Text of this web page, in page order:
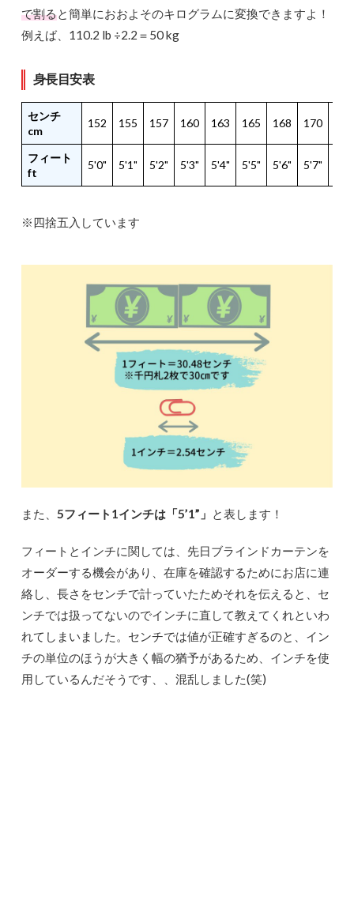
で割ると簡単におおよそのキログラムに変換できますよ！
例えば、110.2 lb ÷2.2＝50 kg
身長目安表
センチ
cm
152 155 157 160 163 165 168 170
フィート
ft
5'0" 5'1" 5'2" 5'3" 5'4" 5'5" 5'6" 5'7"
※四捨五入しています
また、 5フィート1インチは「5’1”」 と表します！
フィートとインチに関しては、先日ブラインドカーテンを
オーダーする機会があり、在庫を確認するためにお店に連
絡し、長さをセンチで計っていたためそれを伝えると、セ
ンチでは扱ってないのでインチに直して教えてくれといわ
れてしまいました。センチでは値が正確すぎるのと、イン
チの単位のほうが大きく幅の猶予があるため、インチを使
用しているんだそうです、、混乱しました(笑)